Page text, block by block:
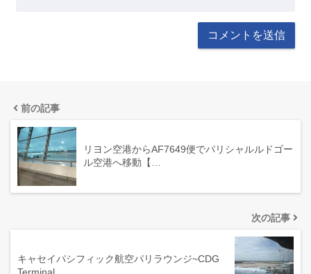
前の記事
リヨン空港からAF7649便でパリシャルルドゴー
ル空港へ移動【…
次の記事
キャセイパシフィック航空パリラウンジ~CDG